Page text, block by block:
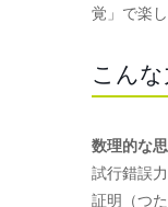
覚」で楽
こん
数理的な
試行錯誤
証明（つ